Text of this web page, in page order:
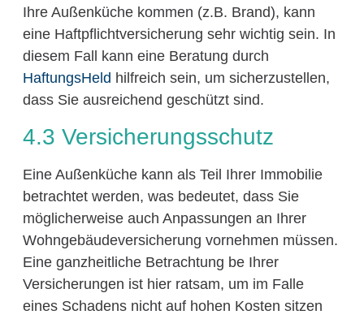
Ihre Außenküche kommen (z.B. Brand), kann
eine Haftpflichtversicherung sehr wichtig sein. In
diesem Fall kann eine Beratung durch
HaftungsHeld hilfreich sein, um sicherzustellen,
dass Sie ausreichend geschützt sind.
4.3 Versicherungsschutz
Eine Außenküche kann als Teil Ihrer Immobilie
betrachtet werden, was bedeutet, dass Sie
möglicherweise auch Anpassungen an Ihrer
Wohngebäudeversicherung vornehmen müssen.
Eine ganzheitliche Betrachtung be Ihrer
Versicherungen ist hier ratsam, um im Falle
eines Schadens nicht auf hohen Kosten sitzen